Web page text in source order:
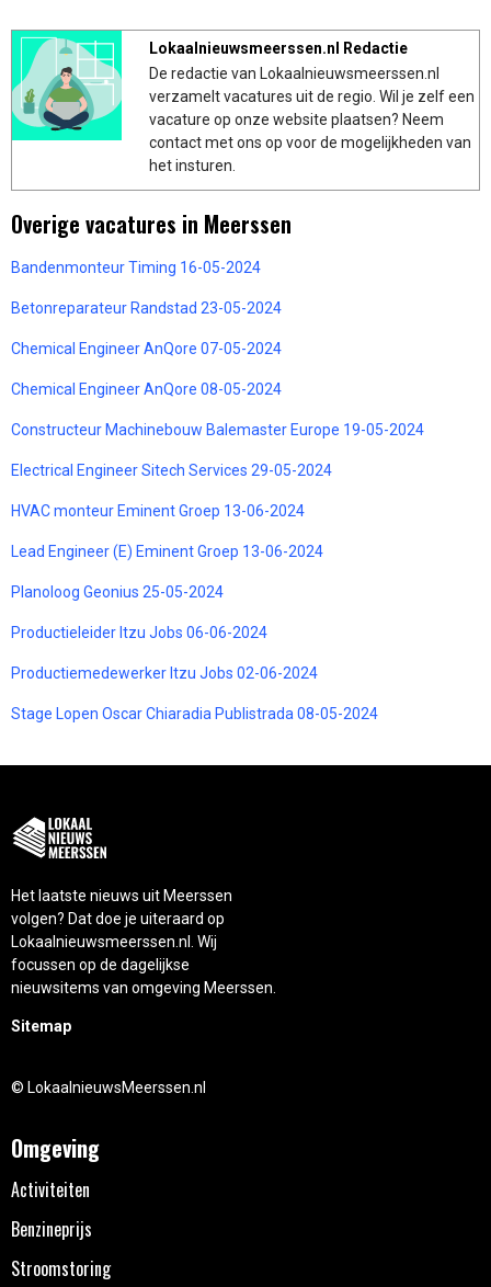
Lokaalnieuwsmeerssen.nl Redactie
De redactie van Lokaalnieuwsmeerssen.nl
verzamelt vacatures uit de regio. Wil je zelf een
vacature op onze website plaatsen? Neem
contact met ons op voor de mogelijkheden van
het insturen.
Overige vacatures in Meerssen
Bandenmonteur Timing 16-05-2024
Betonreparateur Randstad 23-05-2024
Chemical Engineer AnQore 07-05-2024
Chemical Engineer AnQore 08-05-2024
Constructeur Machinebouw Balemaster Europe 19-05-2024
Electrical Engineer Sitech Services 29-05-2024
HVAC monteur Eminent Groep 13-06-2024
Lead Engineer (E) Eminent Groep 13-06-2024
Planoloog Geonius 25-05-2024
Productieleider Itzu Jobs 06-06-2024
Productiemedewerker Itzu Jobs 02-06-2024
Stage Lopen Oscar Chiaradia Publistrada 08-05-2024
Het laatste nieuws uit Meerssen
volgen? Dat doe je uiteraard op
Lokaalnieuwsmeerssen.nl. Wij
focussen op de dagelijkse
nieuwsitems van omgeving Meerssen.
Sitemap
© LokaalnieuwsMeerssen.nl
Omgeving
Activiteiten
Benzineprijs
Stroomstoring